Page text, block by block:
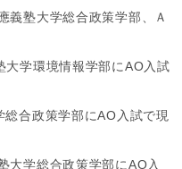
義塾大学総合政策学部、Ａ
大学環境情報学部にAO入試
合政策学部にAO入試で現
大学総合政策学部にAO入